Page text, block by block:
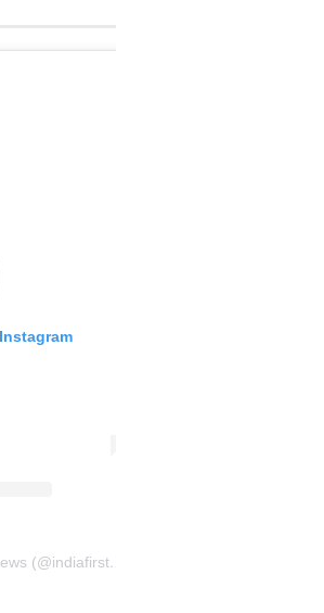
A post shared by india-firstnews (@indiafirstnewsbkn)